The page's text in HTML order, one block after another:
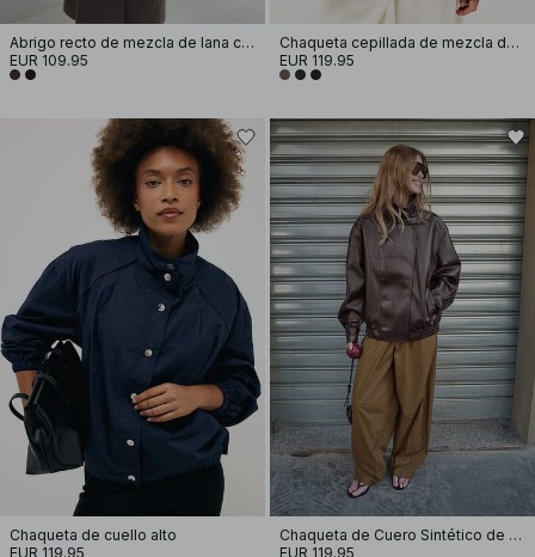
Abrigo recto de mezcla de lana cepillada
EUR 109.95
Chaqueta cepillada de mezcla de lana
EUR 119.95
Chaqueta de cuello alto
EUR 119.95
Chaqueta de Cuero Sintético de Cuello Alto
EUR 119.95